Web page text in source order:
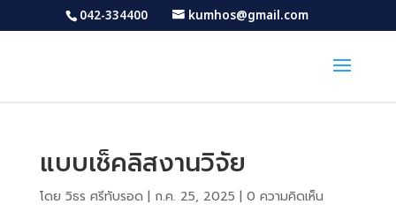
042-334400 kumhos@gmail.com
แบบเช็คลิสงานวิจัย
โดย วิธร ศรีทับรอด | ก.ค. 25, 2025 | 0 ความคิดเห็น